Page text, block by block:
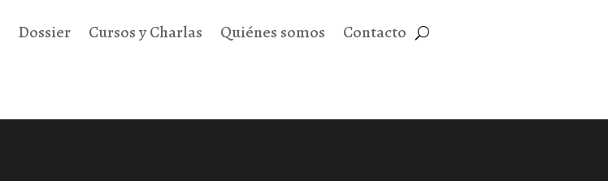
Dossier Cursos y Charlas Quiénes somos Contacto